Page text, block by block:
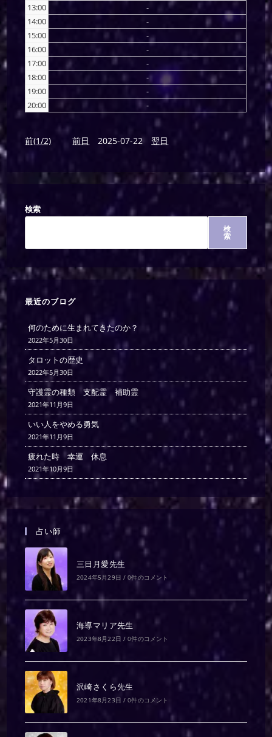
13:00
-
14:00
-
15:00
-
16:00
-
17:00
-
18:00
-
19:00
-
20:00
-
前(1/2) 前日 2025-07-22 翌日
検索
検
索
最近のブログ
何のために生まれてきたのか？
2022年5月30日
タロットの歴史
2022年5月30日
守護霊の種類 支配霊 補助霊
2021年11月9日
いい人をやめる勇気
2021年11月9日
疲れた時 幸運 休息
2021年10月9日
占い師
三日月愛先生
2024年5月29日 / 0件のコメント
海導マリア先生
2023年8月22日 / 0件のコメント
沢崎さくら先生
2021年8月23日 / 0件のコメント